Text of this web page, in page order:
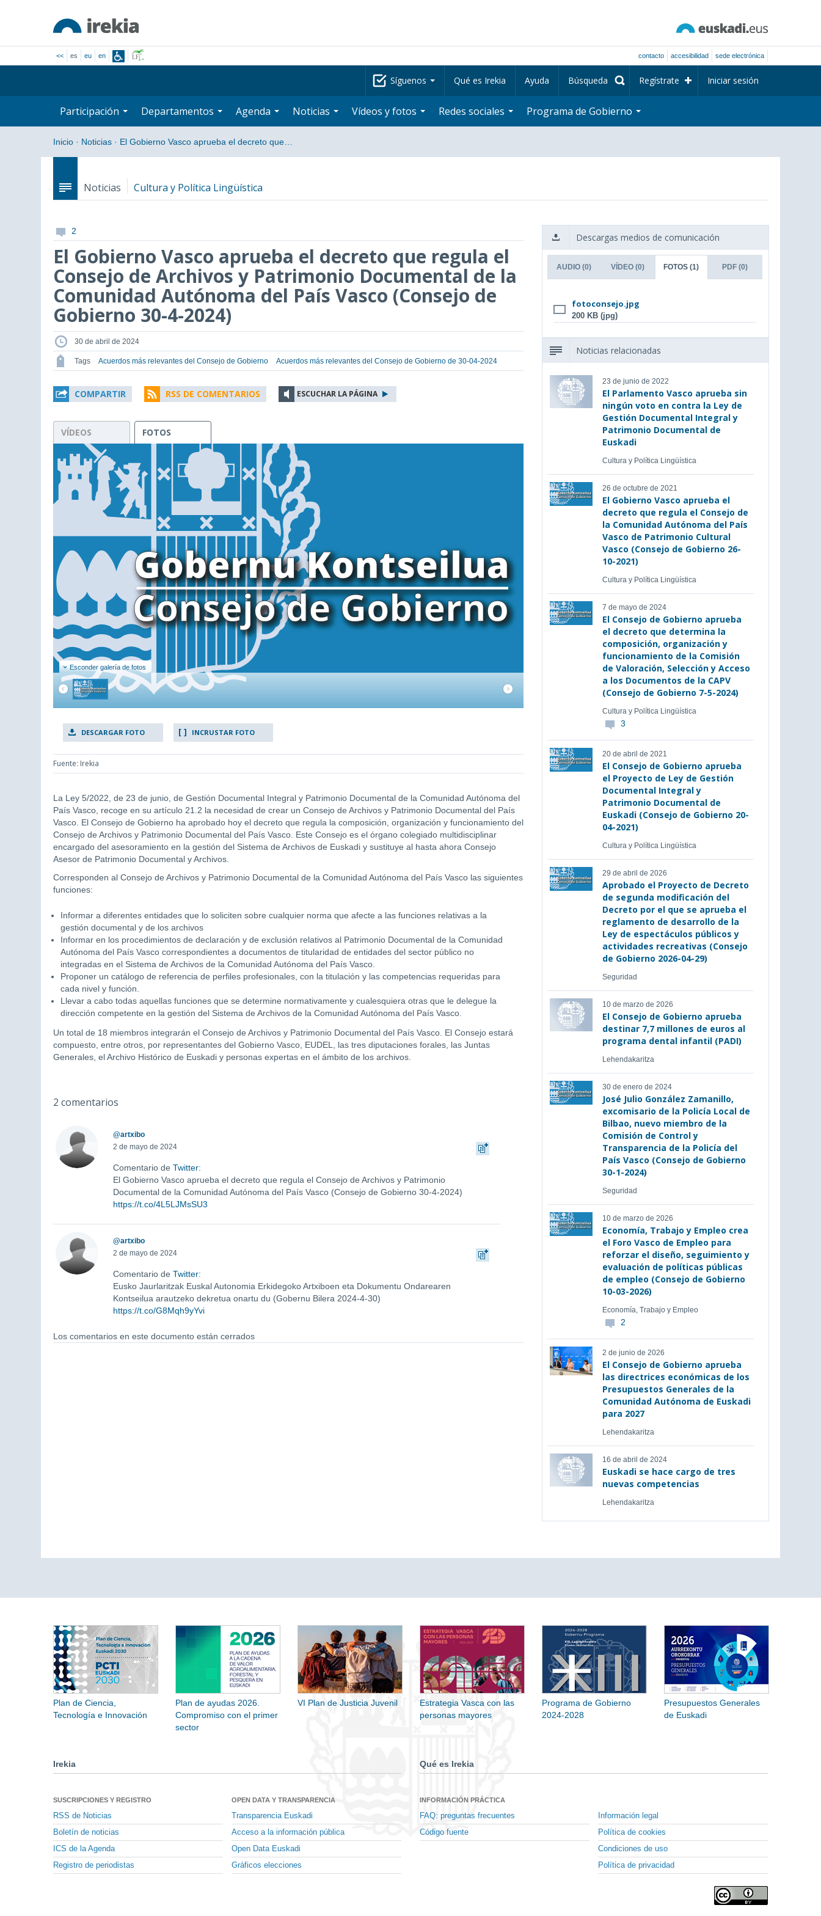
<< es eu en contacto accesibilidad sede electrónica
Síguenos Qué es Irekia Ayuda Búsqueda Regístrate Iniciar sesión
Participación Departamentos Agenda Noticias Vídeos y fotos Redes sociales Programa de Gobierno
Inicio · Noticias · El Gobierno Vasco aprueba el decreto que…
Noticias Cultura y Política Lingüística
2
El Gobierno Vasco aprueba el decreto que regula el
Consejo de Archivos y Patrimonio Documental de la
Comunidad Autónoma del País Vasco (Consejo de
Gobierno 30-4-2024)
30 de abril de 2024
Tags Acuerdos más relevantes del Consejo de Gobierno Acuerdos más relevantes del Consejo de Gobierno de 30-04-2024
COMPARTIR RSS DE COMENTARIOS ESCUCHAR LA PÁGINA
VÍDEOS FOTOS
Esconder galería de fotos
DESCARGAR FOTO INCRUSTAR FOTO
Fuente: Irekia
La Ley 5/2022, de 23 de junio, de Gestión Documental Integral y Patrimonio Documental de la Comunidad Autónoma del
País Vasco, recoge en su artículo 21.2 la necesidad de crear un Consejo de Archivos y Patrimonio Documental del País
Vasco. El Consejo de Gobierno ha aprobado hoy el decreto que regula la composición, organización y funcionamiento del
Consejo de Archivos y Patrimonio Documental del País Vasco. Este Consejo es el órgano colegiado multidisciplinar
encargado del asesoramiento en la gestión del Sistema de Archivos de Euskadi y sustituye al hasta ahora Consejo
Asesor de Patrimonio Documental y Archivos.
Corresponden al Consejo de Archivos y Patrimonio Documental de la Comunidad Autónoma del País Vasco las siguientes
funciones:
Informar a diferentes entidades que lo soliciten sobre cualquier norma que afecte a las funciones relativas a la
gestión documental y de los archivos
Informar en los procedimientos de declaración y de exclusión relativos al Patrimonio Documental de la Comunidad
Autónoma del País Vasco correspondientes a documentos de titularidad de entidades del sector público no
integradas en el Sistema de Archivos de la Comunidad Autónoma del País Vasco.
Proponer un catálogo de referencia de perfiles profesionales, con la titulación y las competencias requeridas para
cada nivel y función.
Llevar a cabo todas aquellas funciones que se determine normativamente y cualesquiera otras que le delegue la
dirección competente en la gestión del Sistema de Archivos de la Comunidad Autónoma del País Vasco.
Un total de 18 miembros integrarán el Consejo de Archivos y Patrimonio Documental del País Vasco. El Consejo estará
compuesto, entre otros, por representantes del Gobierno Vasco, EUDEL, las tres diputaciones forales, las Juntas
Generales, el Archivo Histórico de Euskadi y personas expertas en el ámbito de los archivos.
2 comentarios
@artxibo
2 de mayo de 2024
Comentario deTwitter:
El Gobierno Vasco aprueba el decreto que regula el Consejo de Archivos y Patrimonio
Documental de la Comunidad Autónoma del País Vasco (Consejo de Gobierno 30-4-2024)
https://t.co/4L5LJMsSU3
@artxibo
2 de mayo de 2024
Comentario deTwitter:
Eusko Jaurlaritzak Euskal Autonomia Erkidegoko Artxiboen eta Dokumentu Ondarearen
Kontseilua arautzeko dekretua onartu du (Gobernu Bilera 2024-4-30)
https://t.co/G8Mqh9yYvi
Los comentarios en este documento están cerrados
Descargas medios de comunicación
AUDIO(0) VÍDEO(0) FOTOS (1) PDF (0)
fotoconsejo.jpg
200 KB (jpg)
Noticias relacionadas
23 de junio de 2022
El Parlamento Vasco aprueba sin
ningún voto en contra la Ley de
Gestión Documental Integral y
Patrimonio Documental de
Euskadi
Cultura y Política Lingüística
26 de octubre de 2021
El Gobierno Vasco aprueba el
decreto que regula el Consejo de
la Comunidad Autónoma del País
Vasco de Patrimonio Cultural
Vasco (Consejo de Gobierno 26-
10-2021)
Cultura y Política Lingüística
7 de mayo de 2024
El Consejo de Gobierno aprueba
el decreto que determina la
composición, organización y
funcionamiento de la Comisión
de Valoración, Selección y Acceso
a los Documentos de la CAPV
(Consejo de Gobierno 7-5-2024)
Cultura y Política Lingüística
3
20 de abril de 2021
El Consejo de Gobierno aprueba
el Proyecto de Ley de Gestión
Documental Integral y
Patrimonio Documental de
Euskadi (Consejo de Gobierno 20-
04-2021)
Cultura y Política Lingüística
29 de abril de 2026
Aprobado el Proyecto de Decreto
de segunda modificación del
Decreto por el que se aprueba el
reglamento de desarrollo de la
Ley de espectáculos públicos y
actividades recreativas (Consejo
de Gobierno 2026-04-29)
Seguridad
10 de marzo de 2026
El Consejo de Gobierno aprueba
destinar 7,7 millones de euros al
programa dental infantil (PADI)
Lehendakaritza
30 de enero de 2024
José Julio González Zamanillo,
excomisario de la Policía Local de
Bilbao, nuevo miembro de la
Comisión de Control y
Transparencia de la Policía del
País Vasco (Consejo de Gobierno
30-1-2024)
Seguridad
10 de marzo de 2026
Economía, Trabajo y Empleo crea
el Foro Vasco de Empleo para
reforzar el diseño, seguimiento y
evaluación de políticas públicas
de empleo (Consejo de Gobierno
10-03-2026)
Economía, Trabajo y Empleo
2
2 de junio de 2026
El Consejo de Gobierno aprueba
las directrices económicas de los
Presupuestos Generales de la
Comunidad Autónoma de Euskadi
para 2027
Lehendakaritza
16 de abril de 2024
Euskadi se hace cargo de tres
nuevas competencias
Lehendakaritza
Plan de Ciencia,
Tecnología e Innovación
Plan de ayudas 2026.
Compromiso con el primer
sector
VI Plan de Justicia Juvenil
Estrategia Vasca con las
personas mayores
Programa de Gobierno
2024-2028
Presupuestos Generales
de Euskadi
Irekia
SUSCRIPCIONES Y REGISTRO
RSS de Noticias
Boletín de noticias
ICS de la Agenda
Registro de periodistas
OPEN DATA Y TRANSPARENCIA
Transparencia Euskadi
Acceso a la información pública
Open Data Euskadi
Gráficos elecciones
Qué es Irekia
INFORMACIÓN PRÁCTICA
FAQ: preguntas frecuentes
Código fuente
Información legal
Política de cookies
Condiciones de uso
Política de privacidad